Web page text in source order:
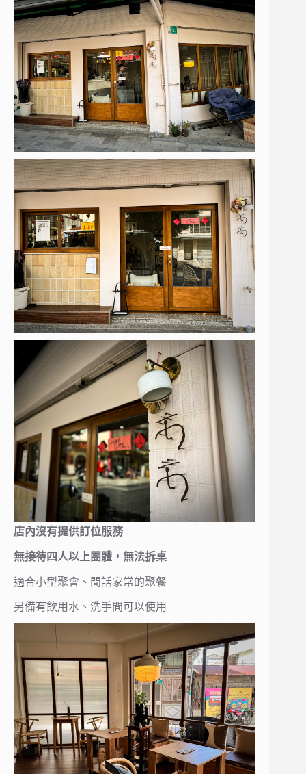
店內沒有提供訂位服務
無接待四人以上團體，無法拆桌
適合小型聚會、閒話家常的聚餐
另備有飲用水、洗手間可以使用